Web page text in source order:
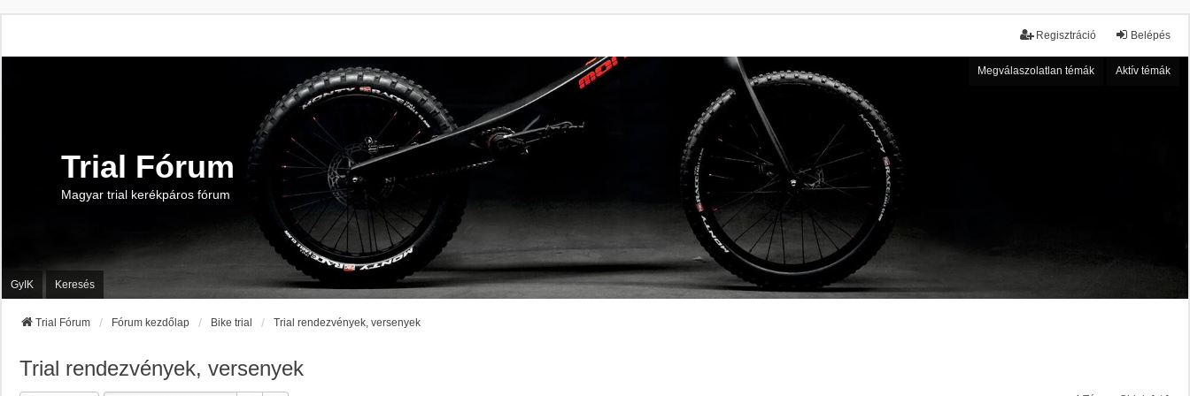
Belépés
Regisztráció
Megválaszolatlan témák Aktív témák
Trial Fórum
Magyar trial kerékpáros fórum
GyIK Keresés
Trial Fórum Fórum kezdőlap Bike trial Trial rendezvények, versenyek
Trial rendezvények, versenyek